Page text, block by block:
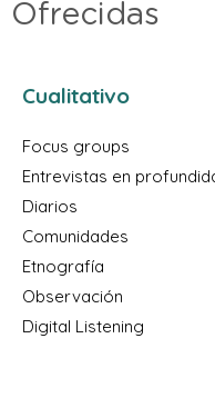
Ofrecidas
Cualitativo
Focus groups
Entrevistas en
Diarios
Comunidades
Etnografía
Observación
Digital Listening